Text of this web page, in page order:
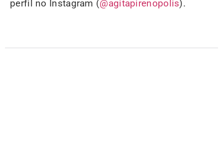
perfil no Instagram (@agitapirenopolis).